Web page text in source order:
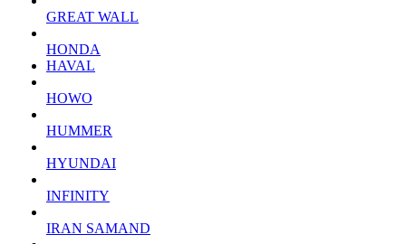
GREAT WALL
HONDA
HAVAL
HOWO
HUMMER
HYUNDAI
INFINITY
IRAN SAMAND